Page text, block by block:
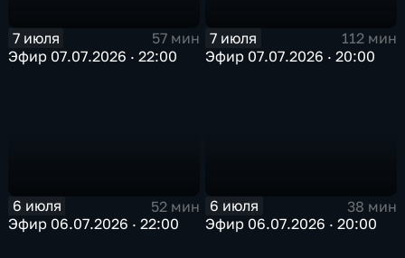
7 июля
57 мин
Эфир 07.07.2026 · 22:00
7 июля
112 мин
Эфир 07.07.2026 · 20:00
6 июля
52 мин
Эфир 06.07.2026 · 22:00
6 июля
38 мин
Эфир 06.07.2026 · 20:00